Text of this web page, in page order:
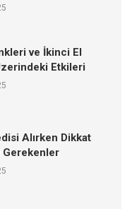
ve İkinci El
Etkileri
Alırken Dikkat
Gerekenler